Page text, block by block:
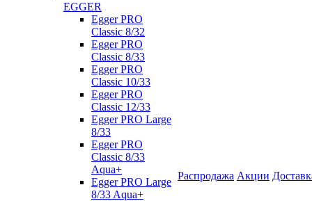
EGGER
Egger PRO
Classic 8/32
Egger PRO
Classic 8/33
Egger PRO
Classic 10/33
Egger PRO
Classic 12/33
Egger PRO Large
8/33
Egger PRO
Classic 8/33
Aqua+
Egger PRO Large
8/33 Aqua+
Распродажа Акции